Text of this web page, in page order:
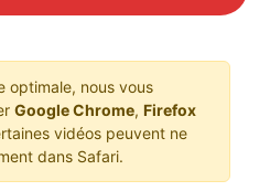
optimale, nous vous
Google Chrome, Firefox
vidéos peuvent ne
dans Safari.